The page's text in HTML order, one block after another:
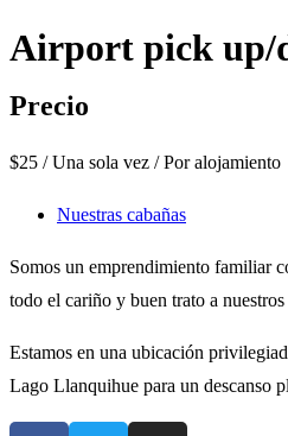
Airport pick up/
Precio
$25 / Una sola vez / Por alojamiento
Nuestras cabañas
Somos un emprendimiento familiar
todo el cariño y buen trato a nuestros
Estamos en una ubicación
Lago Llanquihue para un descanso